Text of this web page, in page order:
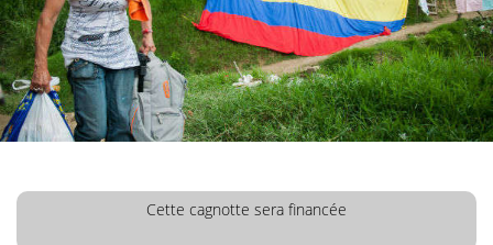
Cette cagnotte sera financée